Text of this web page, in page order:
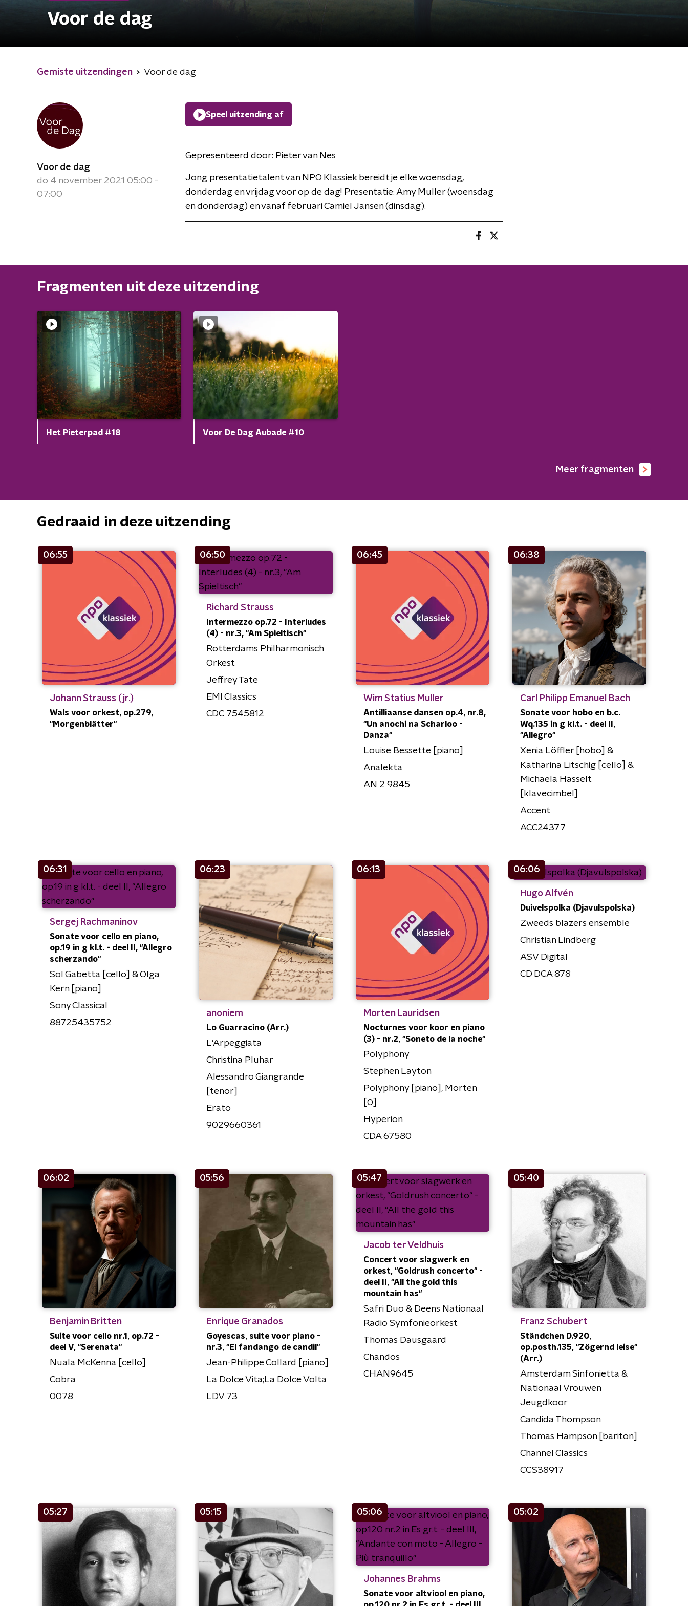
Voor de dag
Gemiste uitzendingen Voor de dag
Voor de dag
do 4 november 2021 05:00 -
07:00
Speel uitzending af
Gepresenteerd door: Pieter van Nes
Jong presentatietalent van NPO Klassiek bereidt je elke woensdag,
donderdag en vrijdag voor op de dag! Presentatie: Amy Muller (woensdag
en donderdag) en vanaf februari Camiel Jansen (dinsdag).
Fragmenten uit deze uitzending
Het Pieterpad #18 Voor De Dag Aubade #10
Meer fragmenten
Gedraaid in deze uitzending
06:55
Johann Strauss (jr.)
Wals voor orkest, op.279,
"Morgenblätter"
06:50
Richard Strauss
Intermezzo op.72 - Interludes
(4) - nr.3, "Am Spieltisch"
Rotterdams Philharmonisch
Orkest
Jeffrey Tate
EMI Classics
CDC 7545812
06:45
Wim Statius Muller
Antilliaanse dansen op.4, nr.8,
"Un anochi na Scharloo -
Danza"
Louise Bessette [piano]
Analekta
AN 2 9845
06:38
Carl Philipp Emanuel Bach
Sonate voor hobo en b.c.
Wq.135 in g kl.t. - deel II,
"Allegro"
Xenia Löffler [hobo] &
Katharina Litschig [cello] &
Michaela Hasselt
[klavecimbel]
Accent
ACC24377
06:31
Sergej Rachmaninov
Sonate voor cello en piano,
op.19 in g kl.t. - deel II, "Allegro
scherzando"
Sol Gabetta [cello] & Olga
Kern [piano]
Sony Classical
88725435752
06:23
anoniem
Lo Guarracino (Arr.)
L'Arpeggiata
Christina Pluhar
Alessandro Giangrande
[tenor]
Erato
9029660361
06:13
Morten Lauridsen
Nocturnes voor koor en piano
(3) - nr.2, "Soneto de la noche"
Polyphony
Stephen Layton
Polyphony [piano], Morten
[0]
Hyperion
CDA 67580
06:06
Hugo Alfvén
Duivelspolka (Djavulspolska)
Zweeds blazers ensemble
Christian Lindberg
ASV Digital
CD DCA 878
06:02
Benjamin Britten
Suite voor cello nr.1, op.72 -
deel V, ''Serenata''
Nuala McKenna [cello]
Cobra
0078
05:56
Enrique Granados
Goyescas, suite voor piano -
nr.3, "El fandango de candil"
Jean-Philippe Collard [piano]
La Dolce Vita;La Dolce Volta
LDV 73
05:47
Jacob ter Veldhuis
Concert voor slagwerk en
orkest, "Goldrush concerto" -
deel II, "All the gold this
mountain has"
Safri Duo & Deens Nationaal
Radio Symfonieorkest
Thomas Dausgaard
Chandos
CHAN9645
05:40
Franz Schubert
Ständchen D.920,
op.posth.135, "Zögernd leise"
(Arr.)
Amsterdam Sinfonietta &
Nationaal Vrouwen
Jeugdkoor
Candida Thompson
Thomas Hampson [bariton]
Channel Classics
CCS38917
05:27 05:15 05:06
Johannes Brahms
Sonate voor altviool en piano,
05:02